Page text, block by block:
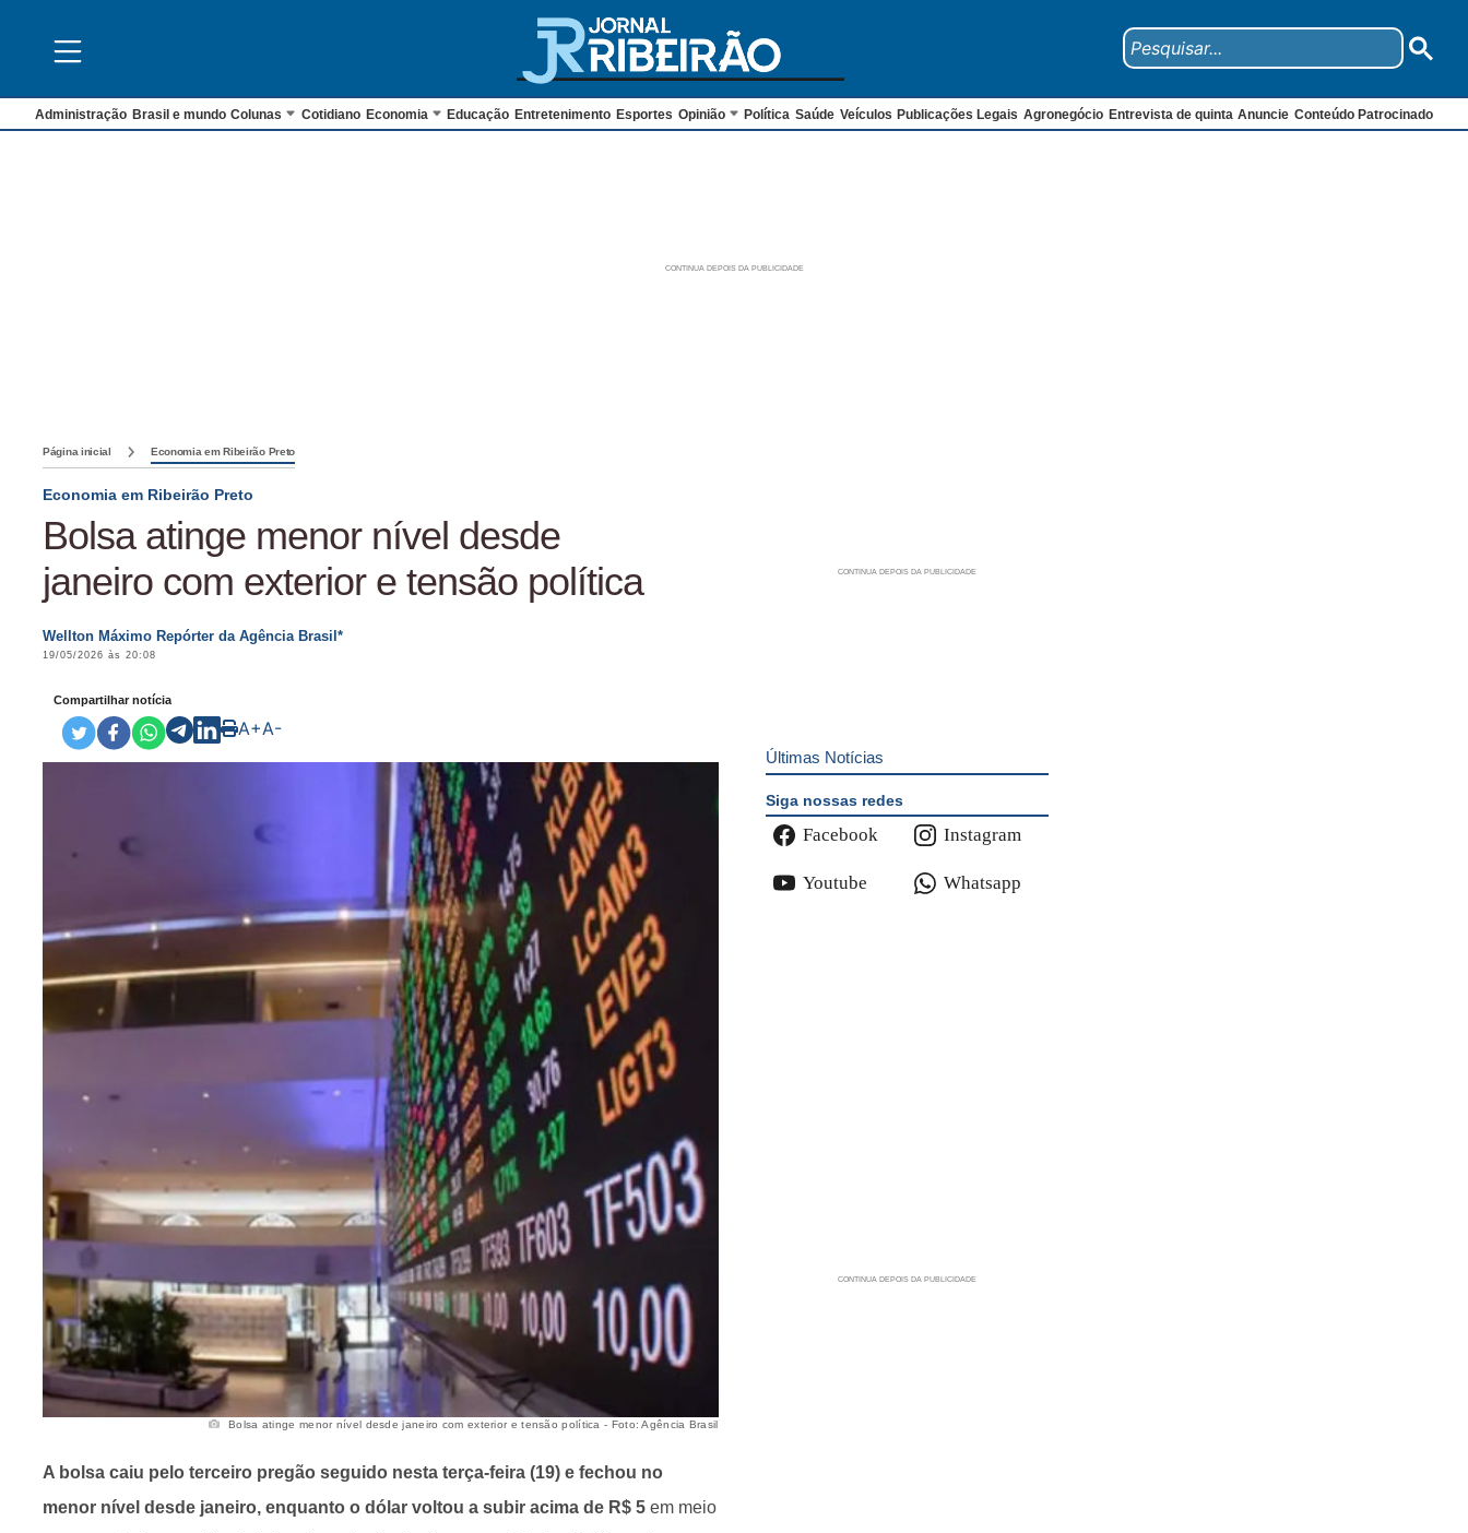
Administração Brasil e mundo Colunas Cotidiano Economia Educação Entretenimento Esportes Opinião Política Saúde Veículos Publicações Legais Agronegócio Entrevista de quinta Anuncie Conteúdo Patrocinado
Página inicial Economia em Ribeirão Preto
Economia em Ribeirão Preto
Bolsa atinge menor nível desde
janeiro com exterior e tensão política
Wellton Máximo Repórter da Agência Brasil*
19/05/2026 às 20:08
Compartilhar notícia
A+A-
Bolsa atinge menor nível desde janeiro com exterior e tensão política - Foto: Agência Brasil
A bolsa caiu pelo terceiro pregão seguido nesta terça-feira (19) e fechou no
menor nível desde janeiro, enquanto o dólar voltou a subir acima de R$ 5 em meio
Últimas Notícias
Siga nossas redes
Facebook Instagram
Youtube Whatsapp